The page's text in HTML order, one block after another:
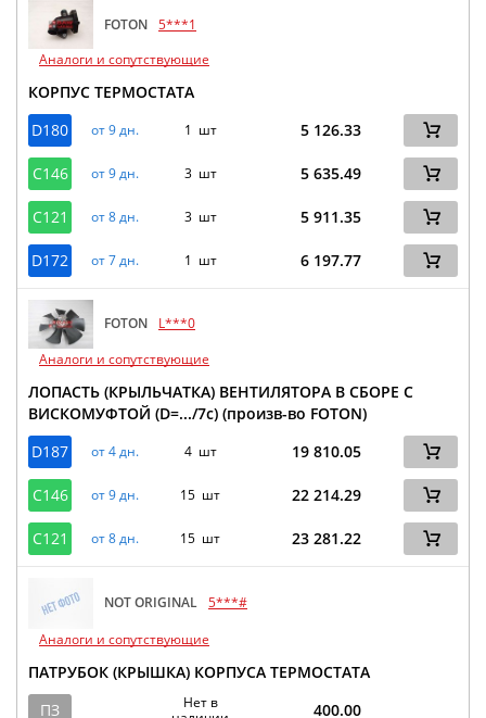
FOTON 5***1
Аналоги и сопутствующие
КОРПУС ТЕРМОСТАТА
D180
от 9 дн. 1 шт 5 126.33
C146 от 9 дн. 3 шт 5 635.49
C121 от 8 дн. 3 шт 5 911.35
D172 от 7 дн. 1 шт 6 197.77
FOTON
L***0
Аналоги и сопутствующие
ЛОПАСТЬ (КРЫЛЬЧАТКА) ВЕНТИЛЯТОРА В СБОРЕ С
ВИСКОМУФТОЙ (D=.../7c) (произв-во FOTON)
D187
от 4 дн. 4 шт 19 810.05
C146 от 9 дн. 15 шт 22 214.29
C121 от 8 дн. 15 шт 23 281.22
NOT ORIGINAL 5***#
Аналоги и сопутствующие
ПАТРУБОК (КРЫШКА) КОРПУСА ТЕРМОСТАТА
ПЗ
Нет в
400.00